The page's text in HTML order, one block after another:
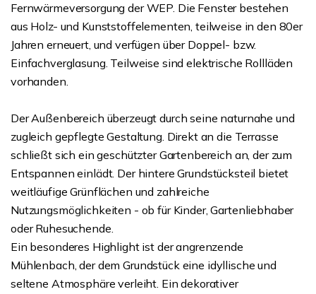
Fernwärmeversorgung der WEP. Die Fenster bestehen
aus Holz- und Kunststoffelementen, teilweise in den 80er
Jahren erneuert, und verfügen über Doppel- bzw.
Einfachverglasung. Teilweise sind elektrische Rollläden
vorhanden.
Der Außenbereich überzeugt durch seine naturnahe und
zugleich gepflegte Gestaltung. Direkt an die Terrasse
schließt sich ein geschützter Gartenbereich an, der zum
Entspannen einlädt. Der hintere Grundstücksteil bietet
weitläufige Grünflächen und zahlreiche
Nutzungsmöglichkeiten - ob für Kinder, Gartenliebhaber
oder Ruhesuchende.
Ein besonderes Highlight ist der angrenzende
Mühlenbach, der dem Grundstück eine idyllische und
seltene Atmosphäre verleiht. Ein dekorativer